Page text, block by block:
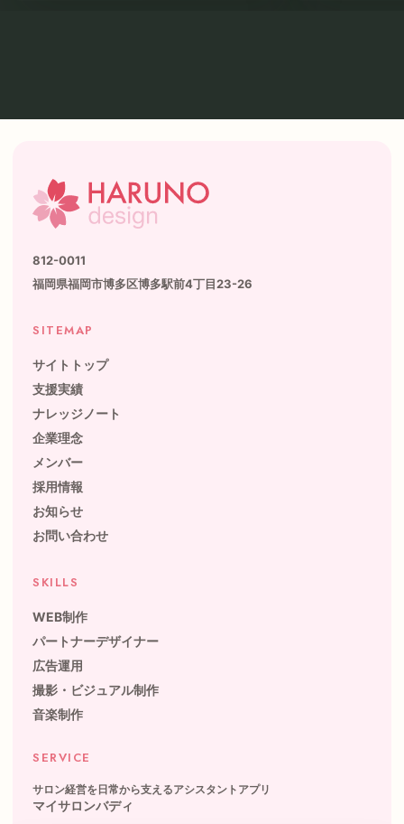
812-0011
福岡県福岡市博多区博多駅前4丁目23-26
SITEMAP
サイトトップ
支援実績
ナレッジノート
企業理念
メンバー
採用情報
お知らせ
お問い合わせ
SKILLS
WEB制作
パートナーデザイナー
広告運用
撮影・ビジュアル制作
音楽制作
SERVICE
サロン経営を日常から支えるアシスタントアプリ
マイサロンバディ